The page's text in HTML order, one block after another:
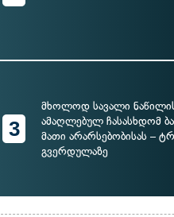
3
მხოლოდ სავალი
ამაღლებულ ჩასასხდომ
მათი არარსებობისას –
გვერდულაზე